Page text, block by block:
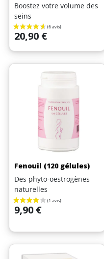
(3 avis)
Boostez votre volume des
seins
Prix
20,90 €
Fenouil (120 gélules)
Des phyto-oestrogènes
naturelles
Prix
9,90 €